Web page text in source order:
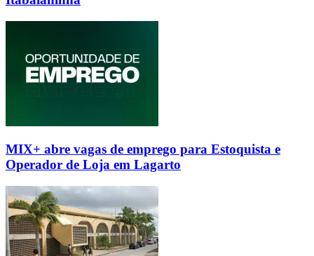
MIX+ abre vagas de emprego para Estoquista e
Operador de Loja em Lagarto